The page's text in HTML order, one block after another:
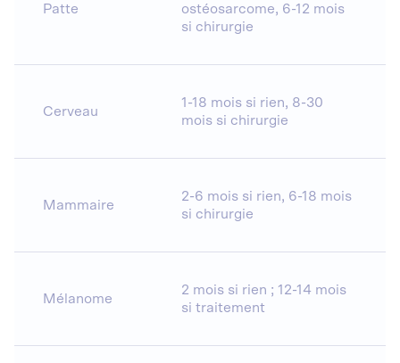
Patte
ostéosarcome, 6-12 mois
si chirurgie
Cerveau
1-18 mois si rien, 8-30
mois si chirurgie
Mammaire
2-6 mois si rien, 6-18 mois
si chirurgie
Mélanome
2 mois si rien ; 12-14 mois
si traitement